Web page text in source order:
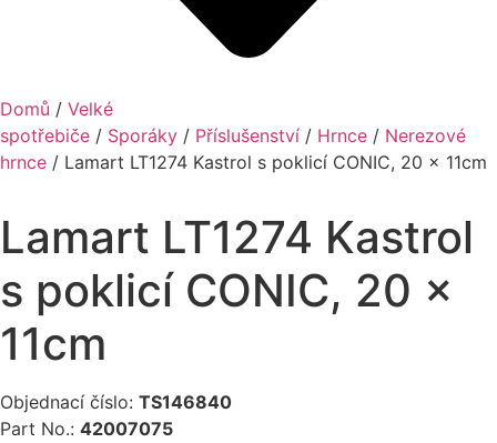
Domů / Velké
spotřebiče / Sporáky / Příslušenství / Hrnce / Nerezové
hrnce / Lamart LT1274 Kastrol s poklicí CONIC, 20 x 11cm
Lamart LT1274 Kastrol
s poklicí CONIC, 20 x
11cm
Objednací číslo: TS146840
Part No.: 42007075